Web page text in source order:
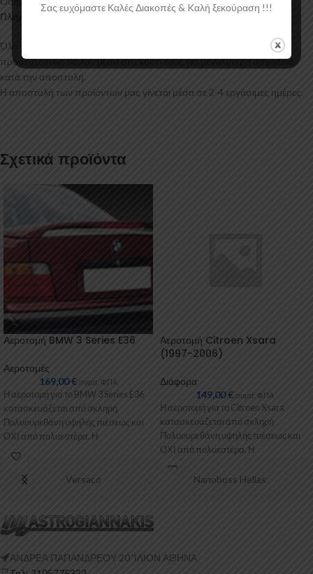
Πληροφορίες Αποστολής:
Όλα τα προϊόντα μας συσκευάζονται και αποστέλλονται με
προστατευτικό νάιλον μέσα στο κουτί τους για μεγαλύτερη ασφάλεια
κατά την αποστολή.
Η αποστολή των προϊόντων μας γίνεται μέσα σε 2-4 εργάσιμες ημέρες.
Σχετικά προϊόντα
Αεροτομή BMW 3 Series E36
Αεροτομές
169,00€ συμπ. ΦΠΑ
Η αεροτομή για το BMW 3 Series E36
κατασκευάζεται από σκληρή
Πολυουρεθάνη υψηλής πιέσεως και
ΟΧΙ από πολυεστέρα. Η
Πολυουρεθάνη
Αεροτομή Citroen Xsara
(1997-2006)
Διάφορα
149,00€ συμπ. ΦΠΑ
Η αεροτομή για το Citroen Xsara
κατασκευάζεται από σκληρή
Πολυουρεθάνη υψηλής πιέσεως και
ΟΧΙ από πολυεστέρα. Η
Πολυουρεθάνη είναι ένα
Versaco Nanoboss Hellas
ΑΝΔΡΕΑ ΠΑΠΑΝΔΡΕΟΥ 20 ‘ΙΛΙΟΝ ΑΘΗΝΑ
Σας ευχόμαστε Καλές Διακοπές & Kαλή ξεκούραση !!!